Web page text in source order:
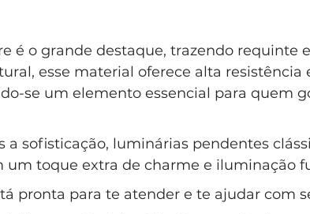
é o grande destaque, trazendo requinte
esse material oferece alta resistência
se um elemento essencial para quem
a sofisticação, luminárias pendentes
um toque extra de charme e iluminação
pronta para te atender e te ajudar com